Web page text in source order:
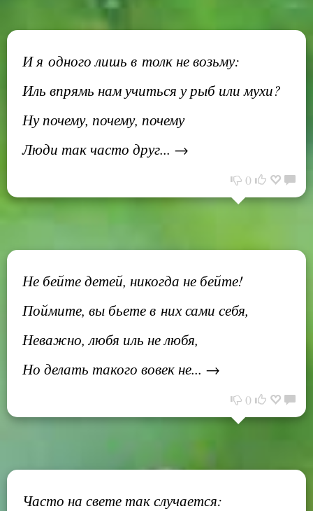
И я одного лишь в толк не возьму:
Иль впрямь нам учиться у рыб или мухи?
Ну почему, почему, почему
Люди так часто друг... →
0
Не бейте детей, никогда не бейте!
Поймите, вы бьете в них сами себя,
Неважно, любя иль не любя,
Но делать такого вовек не... →
0
Часто на свете так случается: